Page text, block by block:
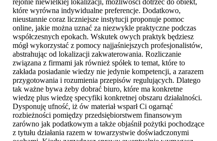
rejonie niewielkiej lokalizacji, możliwości dotrzeć do obiekt,
które wyrówna indywidualne preferencje. Dodatkowo,
nieustannie coraz liczniejsze instytucji proponuje pomoc
online, jakie można uznać za niezwykle praktyczne podczas
współczesnych epokach. Wskutek owych praktyk będziesz
mógł wykorzystać z pomocy najjaśniejszych profesjonalistów,
abstrahując od lokalizacji zakwaterowania. Rozliczanie
związana z firmami jak również spółek to temat, które to
zakłada posiadanie wiedzy nie jedynie kompetencji, a zarazem
przygotowania i rozumienia przepisów regulujących. Dlatego
tak ważne bywa żeby dobrać biuro, które ma konkretne
wiedzę plus wiedzę specyfiki konkretnej obszaru działalności.
Dysponuję ufność, iż ów materiał wsparł Ci ogarnąć
rozbieżności pomiędzy przedsiębiorstwem finansowym
zarówno jak podatkowym a także objaśnił pożytki pochodzące
z tytułu działania razem w towarzystwie doświadczonymi